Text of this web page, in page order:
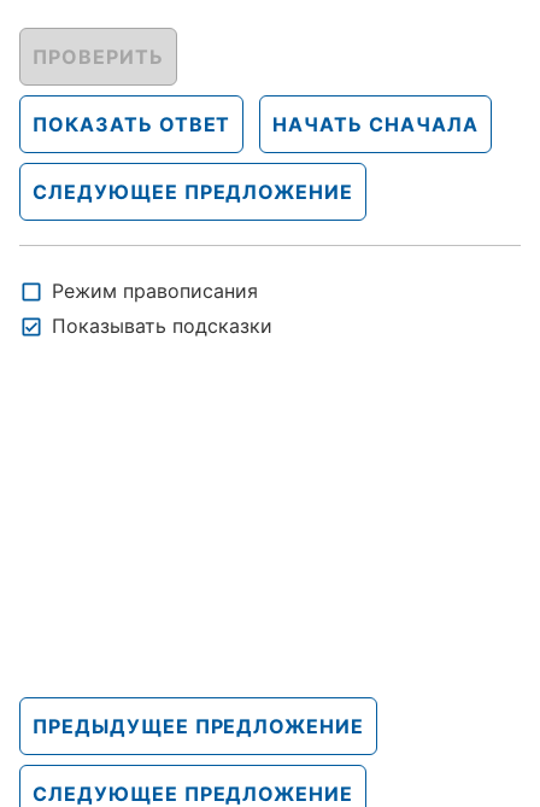
ПРОВЕРИТЬ
ПОКАЗАТЬ ОТВЕТ НАЧАТЬ СНАЧАЛА
СЛЕДУЮЩЕЕ ПРЕДЛОЖЕНИЕ
Режим правописания
Показывать подсказки
ПРЕДЫДУЩЕЕ ПРЕДЛОЖЕНИЕ
СЛЕДУЮЩЕЕ ПРЕДЛОЖЕНИЕ